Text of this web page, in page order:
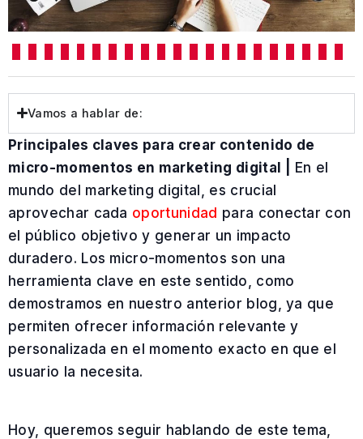
Vamos a hablar de:
Principales claves para crear contenido de
micro-momentos en marketing digital |
En el
mundo del marketing digital, es crucial
aprovechar cada oportunidad para conectar con
el público objetivo y generar un impacto
duradero. Los micro-momentos son una
herramienta clave en este sentido, como
demostramos en nuestro anterior blog, ya que
permiten ofrecer información relevante y
personalizada en el momento exacto en que el
usuario la necesita.
Hoy, queremos seguir hablando de este tema,